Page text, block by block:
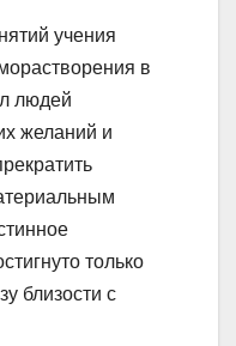
учения
в
людей
желаний и
только
близости с